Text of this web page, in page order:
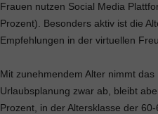
Frauen nutzen Social Media
Prozent). Besonders aktiv ist die
Empfehlungen in der virtuellen
Mit zunehmendem Alter nimmt
Urlaubsplanung zwar ab, bleibt
Prozent, in der Altersklasse der